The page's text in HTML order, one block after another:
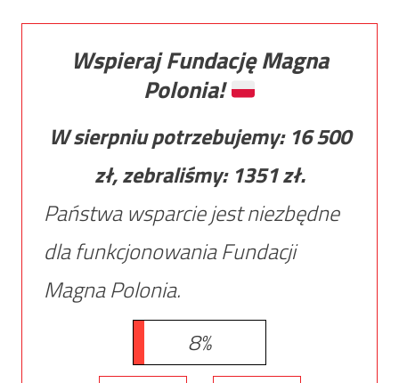
Wspieraj Fundację Magna
Polonia!
W sierpniu potrzebujemy: 16 500
zł, zebraliśmy: 1351zł.
Państwa wsparcie jest niezbędne
dla funkcjonowania Fundacji
Magna Polonia.
8%